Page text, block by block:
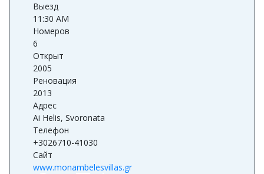
Выезд
11:30 AM
Номеров
6
Открыт
2005
Реновация
2013
Адрес
Ai Helis, Svoronata
Телефон
+3026710-41030
Сайт
www.monambelesvillas.gr